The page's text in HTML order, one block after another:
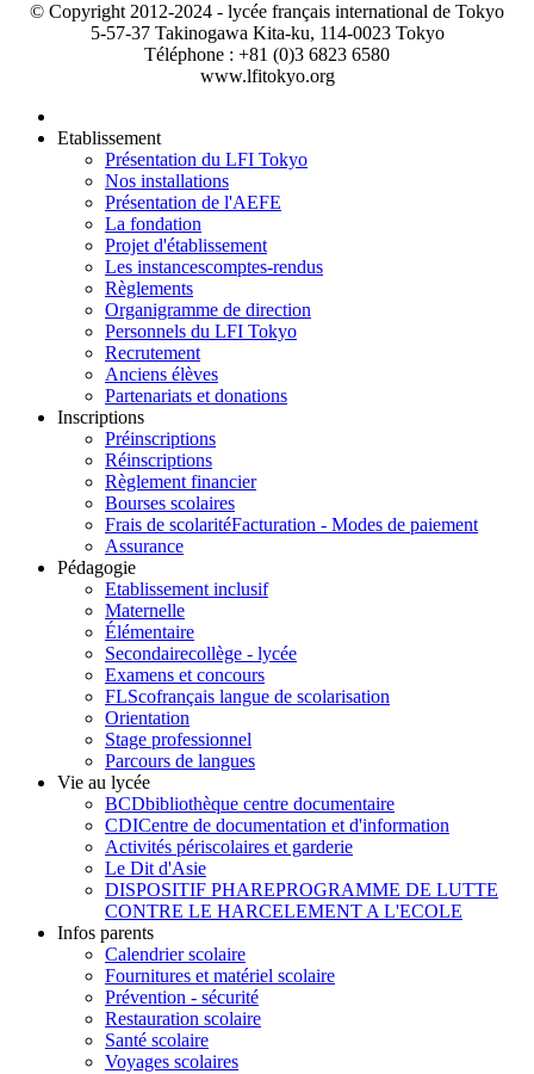
© Copyright 2012-2024 - lycée français international de Tokyo
5-57-37 Takinogawa Kita-ku, 114-0023 Tokyo
Téléphone : +81 (0)3 6823 6580
www.lfitokyo.org
Etablissement
Présentation du LFI Tokyo
Nos installations
Présentation de l'AEFE
La fondation
Projet d'établissement
Les instancescomptes-rendus
Règlements
Organigramme de direction
Personnels du LFI Tokyo
Recrutement
Anciens élèves
Partenariats et donations
Inscriptions
Préinscriptions
Réinscriptions
Règlement financier
Bourses scolaires
Frais de scolaritéFacturation - Modes de paiement
Assurance
Pédagogie
Etablissement inclusif
Maternelle
Élémentaire
Secondairecollège - lycée
Examens et concours
FLScofrançais langue de scolarisation
Orientation
Stage professionnel
Parcours de langues
Vie au lycée
BCDbibliothèque centre documentaire
CDICentre de documentation et d'information
Activités périscolaires et garderie
Le Dit d'Asie
DISPOSITIF PHAREPROGRAMME DE LUTTE
CONTRE LE HARCELEMENT A L'ECOLE
Infos parents
Calendrier scolaire
Fournitures et matériel scolaire
Prévention - sécurité
Restauration scolaire
Santé scolaire
Voyages scolaires